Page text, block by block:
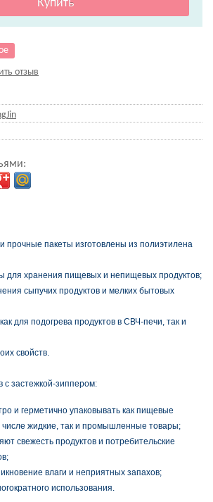
отзыв
прочные пакеты изготовлены из полиэтилена
для хранения пищевых и непищевых продуктов;
сыпучих продуктов и мелких бытовых
для подогрева продуктов в СВЧ-печи, так и
свойств.
с застежкой-зиппером:
и герметично упаковывать как пищевые
числе жидкие, так и промышленные товары;
свежесть продуктов и потребительские
влаги и неприятных запахов;
использования.